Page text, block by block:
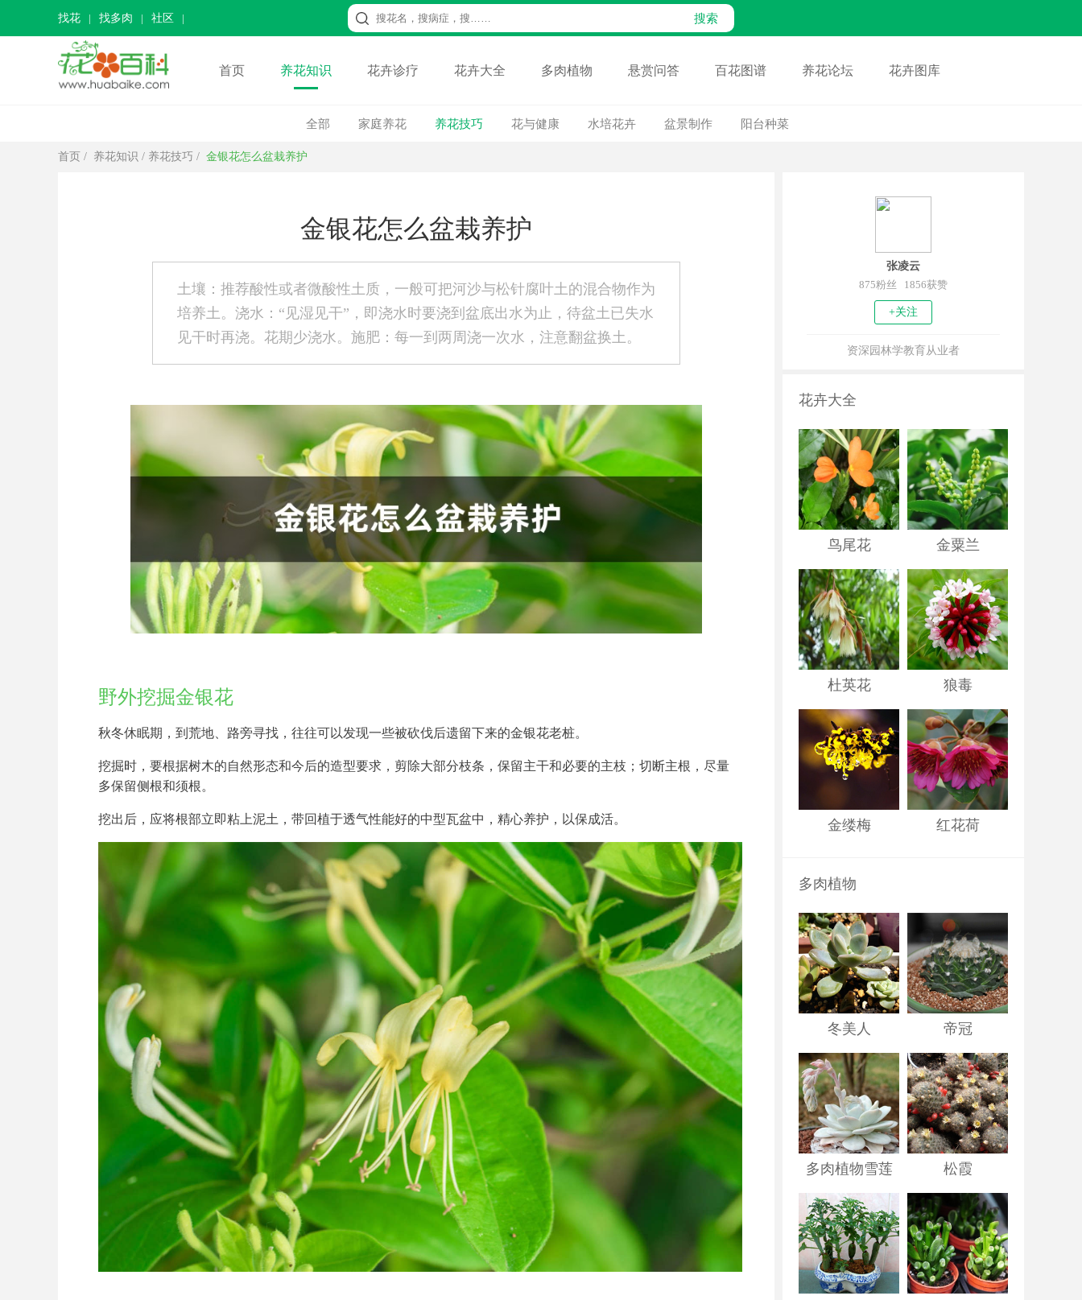
找花 找多肉 社区
首页 养花知识 花卉诊疗 花卉大全 多肉植物 悬赏问答 百花图谱 养花论坛 花卉图库
全部 家庭养花 养花技巧 花与健康 水培花卉 盆景制作 阳台种菜
首页 / 养花知识 / 养花技巧 / 金银花怎么盆栽养护
金银花怎么盆栽养护
土壤：推荐酸性或者微酸性土质，一般可把河沙与松针腐叶土的混合物作为
培养土。浇水：“见湿见干”，即浇水时要浇到盆底出水为止，待盆土已失水
见干时再浇。花期少浇水。施肥：每一到两周浇一次水，注意翻盆换土。
野外挖掘金银花
秋冬休眠期，到荒地、路旁寻找，往往可以发现一些被砍伐后遗留下来的金银花老桩。
挖掘时，要根据树木的自然形态和今后的造型要求，剪除大部分枝条，保留主干和必要的主枝；切断主根，尽量
多保留侧根和须根。
挖出后，应将根部立即粘上泥土，带回植于透气性能好的中型瓦盆中，精心养护，以保成活。
张凌云
875粉丝 1856获赞
+关注
资深园林学教育从业者
花卉大全
鸟尾花 金粟兰
杜英花 狼毒
金缕梅 红花荷
多肉植物
冬美人 帝冠
多肉植物雪莲 松霞